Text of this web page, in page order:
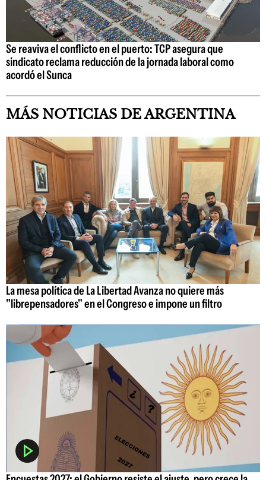
Se reaviva el conflicto en el puerto: TCP asegura que
sindicato reclama reducción de la jornada laboral como
acordó el Sunca
MÁS NOTICIAS DE ARGENTINA
La mesa política de La Libertad Avanza no quiere más
"librepensadores" en el Congreso e impone un filtro